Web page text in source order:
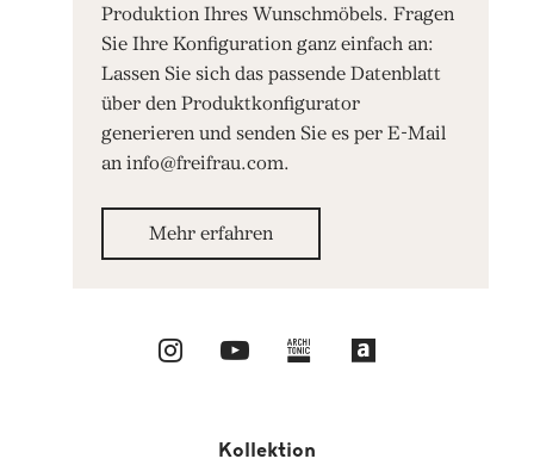
Produktion Ihres Wunschmöbels. Fragen
Sie Ihre Konfiguration ganz einfach an:
Lassen Sie sich das passende Datenblatt
über den Produktkonfigurator
generieren und senden Sie es per E-Mail
an info@freifrau.com.
Mehr erfahren
Kollektion